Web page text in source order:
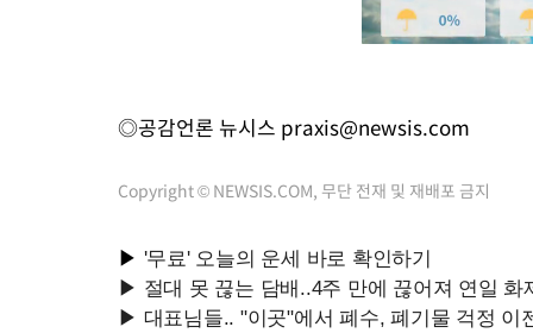
◎공감언론 뉴시스 praxis@newsis.com
Copyright © NEWSIS.COM, 무단 전재 및 재배포 금지